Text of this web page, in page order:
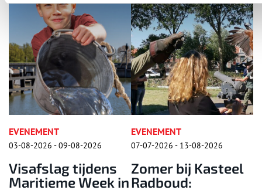
in
EVENEMENT
07-07-2026 - 13-08-2026
Zomer bij Kasteel
Radboud:
EVENEMENT
15-08-2026 - 15-08-2026
Folkloredag
Zaanse Schans